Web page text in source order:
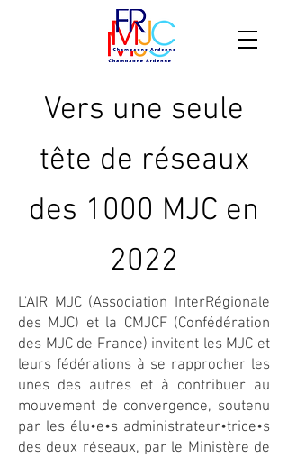
Vers une seule
tête de réseaux
des 1000 MJC en
2022
L'AIR MJC (Association InterRégionale
des MJC) et la CMJCF (Confédération
des MJC de France) invitent les MJC et
leurs fédérations à se rapprocher les
unes des autres et à contribuer au
mouvement de convergence, soutenu
par les élu•e•s administrateur•trice•s
des deux réseaux, par le Ministère de